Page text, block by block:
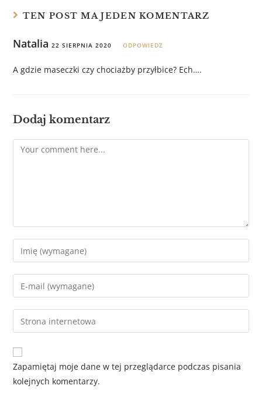
TEN POST MA JEDEN KOMENTARZ
Natalia22 SIERPNIA 2020 ODPOWIEDZ
A gdzie maseczki czy chociażby przyłbice? Ech….
Dodaj komentarz
Zapamiętaj moje dane w tej przeglądarce podczas pisania
kolejnych komentarzy.